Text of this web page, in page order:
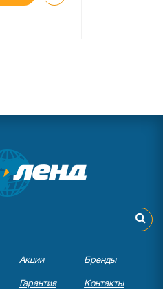
Акции Бренды
Гарантия Контакты